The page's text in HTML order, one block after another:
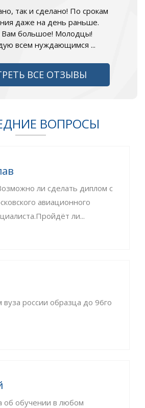
так и сделано! По срокам
даже на день раньше.
Вам большое! Молодцы!
всем нуждающимся ...
ВСЕ ОТЗЫВЫ
ВОПРОСЫ
ли сделать диплом с
авиационного
ли...
россии образца до 96го
об обучении в любом